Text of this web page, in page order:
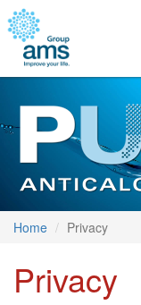
Home Privacy
Privacy